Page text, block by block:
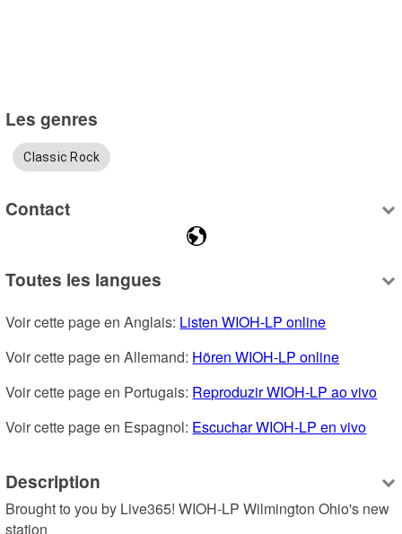
Les genres
Classic Rock
Contact
Toutes les langues
Voir cette page en Anglais: Listen WIOH-LP online
Voir cette page en Allemand: Hören WIOH-LP online
Voir cette page en Portugais: Reproduzir WIOH-LP ao vivo
Voir cette page en Espagnol: Escuchar WIOH-LP en vivo
Description
Brought to you by Live365! WIOH-LP Wilmington Ohio's new
station